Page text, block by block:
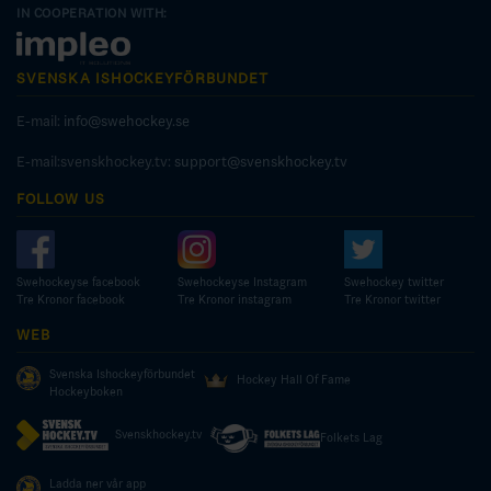
IN COOPERATION WITH:
SVENSKA ISHOCKEYFÖRBUNDET
E-mail: info@swehockey.se
E-mail:svenskhockey.tv: support@svenskhockey.tv
FOLLOW US
Swehockeyse facebook
Tre Kronor facebook
Swehockeyse Instagram
Tre Kronor instagram
Swehockey twitter
Tre Kronor twitter
WEB
Svenska Ishockeyförbundet
Hockeyboken
Hockey Hall Of Fame
Svenskhockey.tv Folkets Lag
Ladda ner vår app